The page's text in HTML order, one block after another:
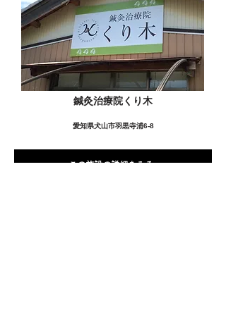
鍼灸治療院くり木
愛知県犬山市羽黒寺浦6-8
この施設の詳細をみる